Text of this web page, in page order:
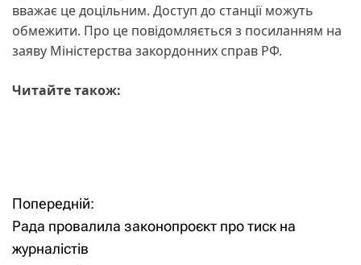
вважає це доцільним. Доступ до станції можуть
обмежити. Про це повідомляється з посиланням на
заяву Міністерства закордонних справ РФ.
Читайте також:
Н
а
Попередній:
Рада провалила законопроєкт про тиск на
журналістів